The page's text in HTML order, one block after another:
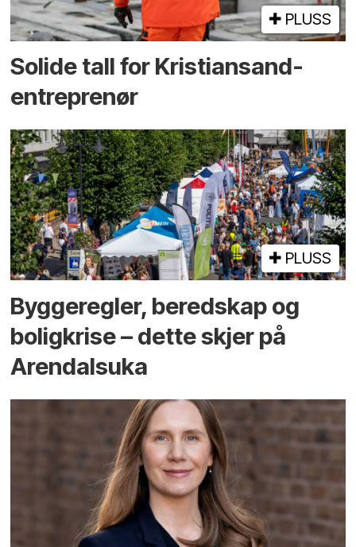
PLUSS
Solide tall for Kristiansand-
entreprenør
PLUSS
Bygge­regler, beredskap og
bolig­krise – dette skjer på
Arendals­uka